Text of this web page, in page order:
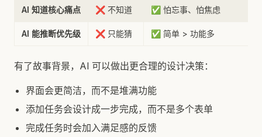
AI 知道核心痛点 ❌ 不知道 ✅ 怕忘事、怕焦虑
AI 能推断优先级 ❌ 只能猜 ✅ 简单 > 功能多
有了故事背景，AI 可以做出更合理的设计决策：
界面会更简洁，而不是堆满功能
添加任务会设计成一步完成，而不是多个表单
完成任务时会加入满足感的反馈